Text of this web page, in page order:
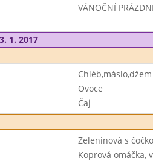
VÁNOČNÍ
1. 2017
Chléb,máslo,džem
Ovoce
Čaj
Zeleninová s
Koprová omáčka,